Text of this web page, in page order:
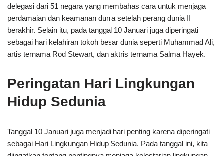
delegasi dari 51 negara yang membahas cara untuk menjaga
perdamaian dan keamanan dunia setelah perang dunia II
berakhir. Selain itu, pada tanggal 10 Januari juga diperingati
sebagai hari kelahiran tokoh besar dunia seperti Muhammad Ali,
artis ternama Rod Stewart, dan aktris ternama Salma Hayek.
Peringatan Hari Lingkungan
Hidup Sedunia
Tanggal 10 Januari juga menjadi hari penting karena diperingati
sebagai Hari Lingkungan Hidup Sedunia. Pada tanggal ini, kita